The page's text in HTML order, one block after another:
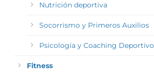
Nutrición deportiva
Socorrismo y Primeros Auxilios
Psicología y Coaching Deportivo
Fitness